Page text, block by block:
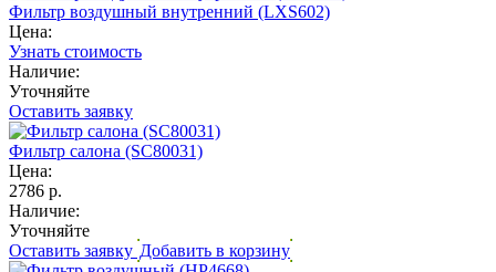
Фильтр воздушный внутренний (LXS602)
Цена:
Узнать стоимость
Наличие:
Уточняйте
Оставить заявку
Фильтр салона (SC80031)
Цена:
2786 р.
Наличие:
Уточняйте
Оставить заявку Добавить в корзину